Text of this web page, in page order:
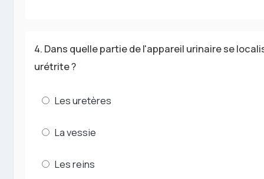
4. Dans quelle partie de l'appareil urinaire se
urétrite ?
Les uretères
La vessie
Les reins